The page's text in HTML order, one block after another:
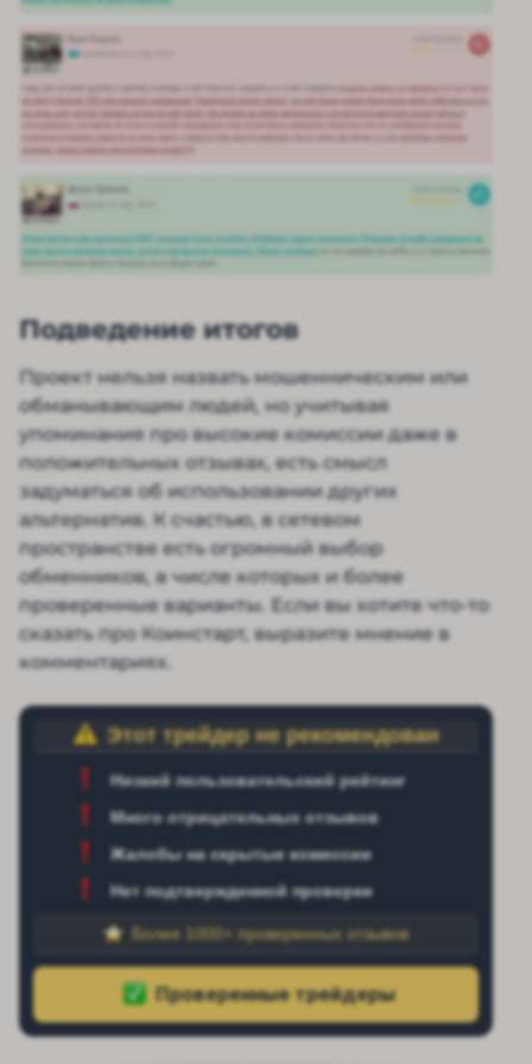
Подведение итогов
Проект нельзя назвать мошенническим или
обманывающим людей, но учитывая
упоминания про высокие комиссии даже в
положительных отзывах, есть смысл
задуматься об использовании других
альтернатив. К счастью, в сетевом
пространстве есть огромный выбор
обменников, в числе которых и более
проверенные варианты. Если вы хотите что-то
сказать про Коинстарт, выразите мнение в
комментариях.
Этот трейдер не рекомендован
Низкий пользовательский рейтинг
Много отрицательных отзывов
Жалобы на скрытые комиссии
Нет подтвержденной проверки
Более 1000+ проверенных отзывов